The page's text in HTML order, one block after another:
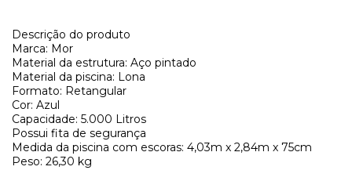
Descrição do produto
Marca: Mor
Material da estrutura: Aço pintado
Material da piscina: Lona
Formato: Retangular
Cor: Azul
Capacidade: 5.000 Litros
Possui fita de segurança
Medida da piscina com escoras: 4,03m x 2,84m x 75cm
Peso: 26,30 kg